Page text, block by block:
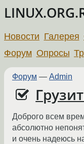
Новости Галерея
Форум Опросы
Форум — Admin
Доброго всем
абсолютно
и очень надеюсь